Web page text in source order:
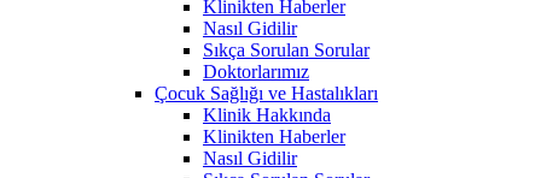
Klinikten Haberler
Nasıl Gidilir
Sıkça Sorulan Sorular
Doktorlarımız
Çocuk Sağlığı ve Hastalıkları
Klinik Hakkında
Klinikten Haberler
Nasıl Gidilir